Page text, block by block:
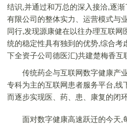
结识,并通过和万总的深入接洽,逐
有限公司的整体实力、运营模式与
同行,发现源康健在以往办理互联网
统的稳定性具有独到的优势,综合考
下全资子公司德医汇)共建楚梅香互
传统药企与互联网数字健康产
专科为主的互联网患者服务平台,线
而逐步实现医、药、患、康复的闭环
面对数字健康高速跃迁的今天,